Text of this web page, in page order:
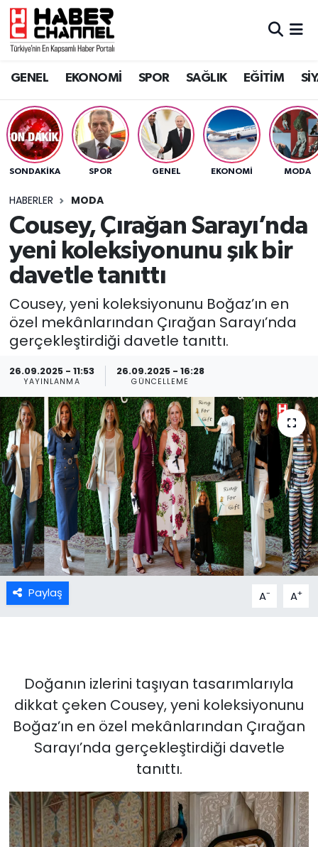
GENEL EKONOMİ SPOR SAĞLIK EĞİTİM
SONDAKIKA SPOR GENEL EKONOMİ MODA
HABERLER MODA
Cousey, Çırağan Sarayı’nda
yeni koleksiyonunu şık bir
davetle tanıttı
Cousey, yeni koleksiyonunu Boğaz’ın en
özel mekânlarından Çırağan Sarayı’nda
gerçekleştirdiği davetle tanıttı.
26.09.2025 - 11:53
YAYINLANMA
26.09.2025 - 16:28
GÜNCELLEME
Paylaş A- A+
Doğanın izlerini taşıyan tasarımlarıyla
dikkat çeken Cousey, yeni koleksiyonunu
Boğaz’ın en özel mekânlarından Çırağan
Sarayı’nda gerçekleştirdiği davetle
tanıttı.
GENEL
SPOR
SAĞLIK
EĞİTİM
SİYASET
MAGAZİN
Nöbetçi Eczaneler
Trafik Durumu
Süper Lig Puan Durumu ve Fikstür
Tüm Manşetler
Son Dakika Haberleri
Haber Arşivi